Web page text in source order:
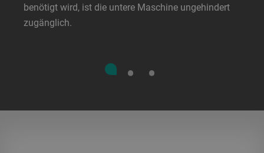
benötigt wird, ist die untere Maschine ungehindert
zugänglich.